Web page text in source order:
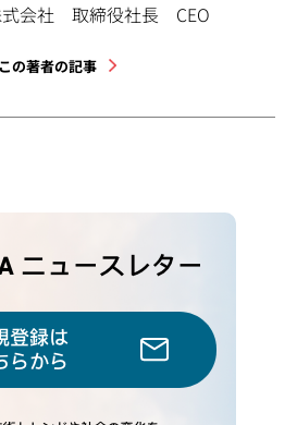
式会社 取締役社長 CEO
この著者の記事